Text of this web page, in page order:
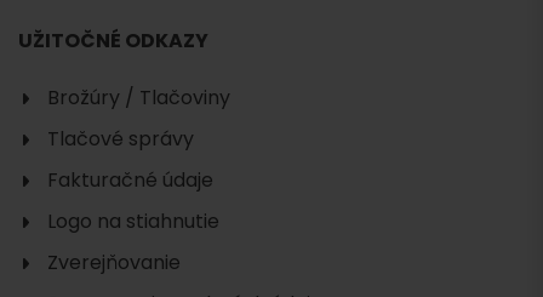
UŽITOČNÉ ODKAZY
Brožúry / Tlačoviny
Tlačové správy
Fakturačné údaje
Logo na stiahnutie
Zverejňovanie